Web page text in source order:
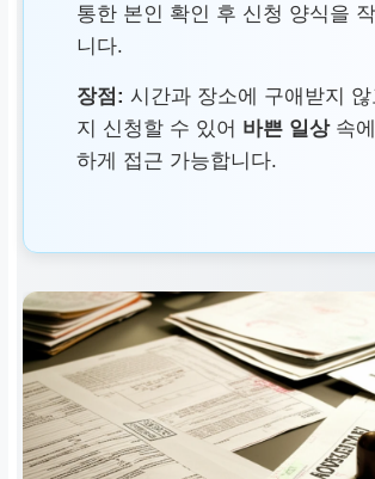
통한 본인 확인 후 신청 양식을
니다.
장점: 시간과 장소에 구애받지
지 신청할 수 있어 바쁜 일상속
하게 접근 가능합니다.